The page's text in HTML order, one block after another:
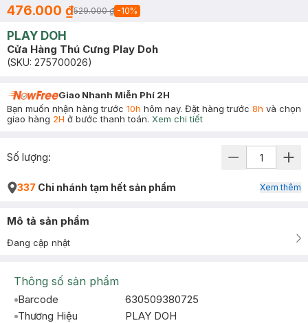
476.000 ₫529.000 ₫ -10%
PLAY DOH
Cửa Hàng Thú Cưng Play Doh
(SKU: 275700026)
Giao Nhanh Miễn Phí 2H
Bạn muốn nhận hàng trước 10h hôm nay. Đặt hàng trước 8h và chọn
giao hàng 2H ở bước thanh toán. Xem chi tiết
Số lượng:
337 Chi nhánh tạm hết sản phẩm Xem thêm
Mô tả sản phẩm
Đang cập nhật
Thông số sản phẩm
Barcode
630509380725
Thương Hiệu
PLAY DOH